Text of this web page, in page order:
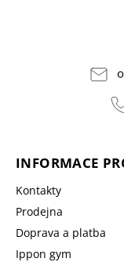
INFORMACE
Kontakty
Prodejna
Doprava a platba
Ippon gym